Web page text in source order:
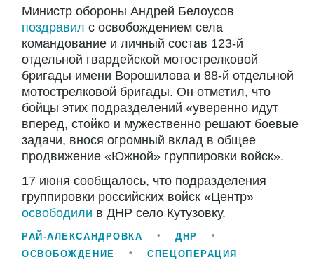
Министр обороны Андрей Белоусов
поздравил с освобождением села
командование и личный состав 123-й
отдельной гвардейской мотострелковой
бригады имени Ворошилова и 88-й отдельной
мотострелковой бригады. Он отметил, что
бойцы этих подразделений «уверенно идут
вперед, стойко и мужественно решают боевые
задачи, внося огромный вклад в общее
продвижение «Южной» группировки войск».
17 июня сообщалось, что подразделения
группировки российских войск «Центр»
освободили в ДНР село Кутузовку.
РАЙ-АЛЕКСАНДРОВКА
ДНР
ОСВОБОЖДЕНИЕ
СПЕЦОПЕРАЦИЯ